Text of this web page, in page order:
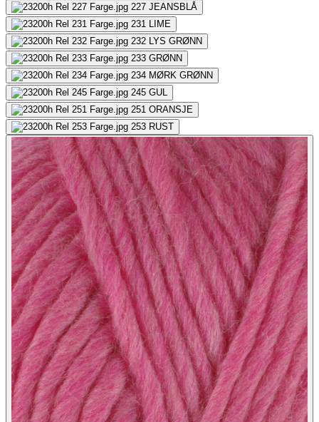
227 JEANSBLÅ
231 LIME
232 LYS GRØNN
233 GRØNN
234 MØRK GRØNN
245 GUL
251 ORANSJE
253 RUST